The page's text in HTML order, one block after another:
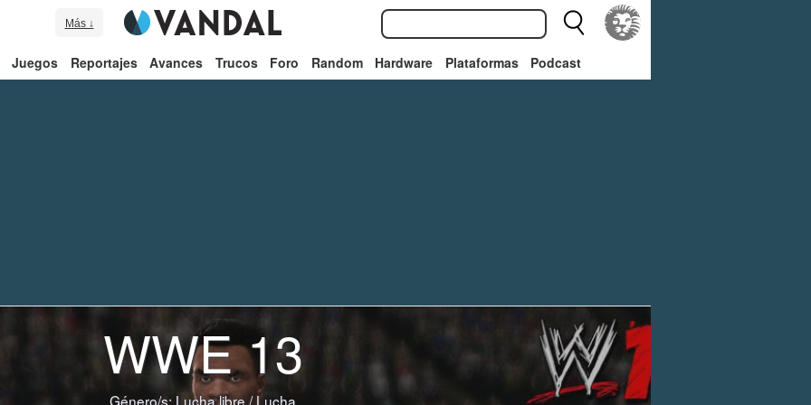
Más ↓
Juegos Reportajes Avances Trucos Foro Random Hardware Plataformas Podcast
WWE 13
Género/s: Lucha libre/Lucha